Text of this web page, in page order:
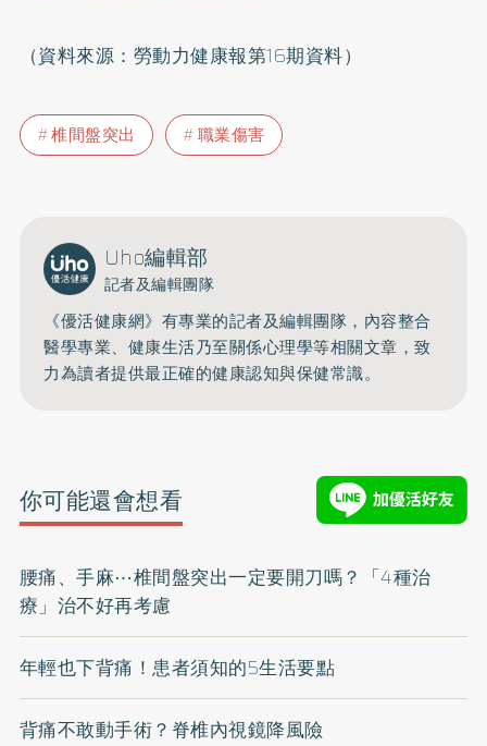
（資料來源：勞動力健康報第16期資料）
椎間盤突出 職業傷害
Uho編輯部
記者及編輯團隊
《優活健康網》有專業的記者及編輯團隊，內容整合
醫學專業、健康生活乃至關係心理學等相關文章，致
力為讀者提供最正確的健康認知與保健常識。
你可能還會想看
腰痛、手麻⋯椎間盤突出一定要開刀嗎？「4種治
療」治不好再考慮
年輕也下背痛！患者須知的5生活要點
背痛不敢動手術？脊椎內視鏡降風險